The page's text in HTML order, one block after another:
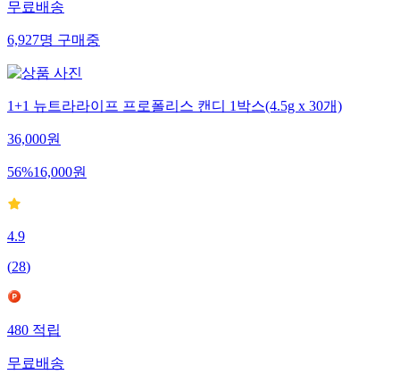
무료배송
6,927명구매중
1+1 뉴트라라이프 프로폴리스 캔디 1박스(4.5g x 30개)
36,000원
56%16,000원
4.9
(28)
480적립
무료배송